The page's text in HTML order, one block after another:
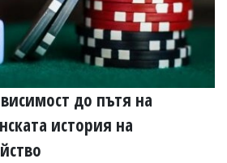
до пътя на
история на